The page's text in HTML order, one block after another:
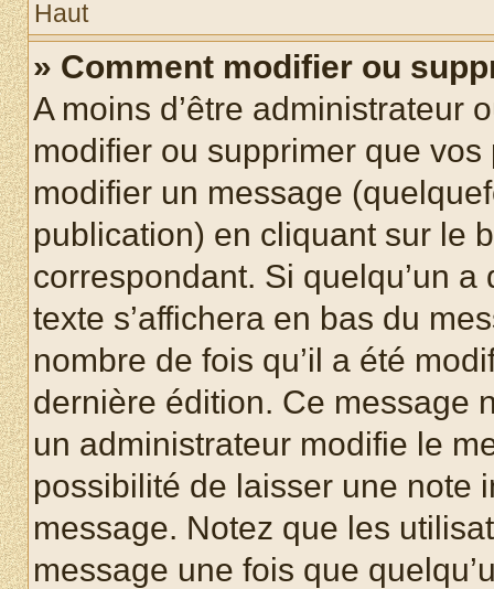
Haut
» Comment modifier ou
A moins d’être administrateur
modifier ou supprimer que
modifier un message
publication) en cliquant sur le
correspondant. Si quelqu’un
texte s’affichera en bas du
nombre de fois qu’il a été
dernière édition. Ce message
un administrateur modifie le
possibilité de laisser une note
message. Notez que les
message une fois que